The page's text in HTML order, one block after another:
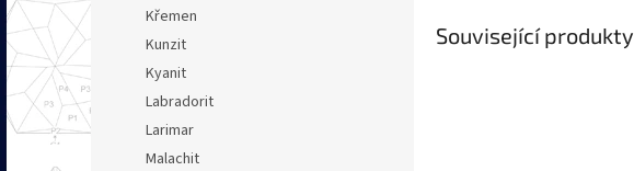
Křemen
Kunzit
Kyanit
Labradorit
Larimar
Malachit
Související produkty